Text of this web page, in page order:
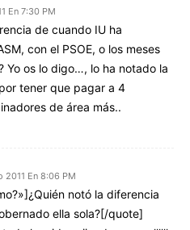
En 7:30 PM
de cuando IU ha
con el PSOE, o los meses
Yo os lo digo…, lo ha notado la
tener que pagar a 4
de área más..
2011 En 8:06 PM
notó la diferencia
ella sola?[/quote]